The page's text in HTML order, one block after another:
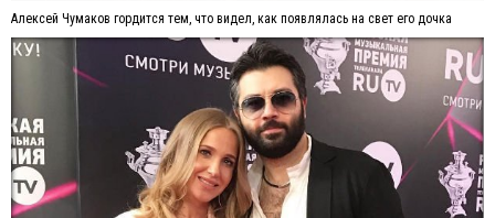
Алексей Чумаков гордится тем, что видел, как появлялась на свет его дочка